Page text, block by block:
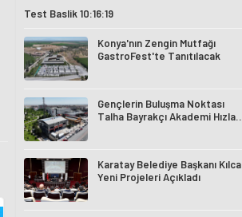
Test Baslik 10:16:19
Konya'nın Zengin Mutfağı
GastroFest'te Tanıtılacak
Gençlerin Buluşma Noktası
Talha Bayrakçı Akademi Hızla
Karatay Belediye Başkanı Kılca
Yeni Projeleri Açıkladı